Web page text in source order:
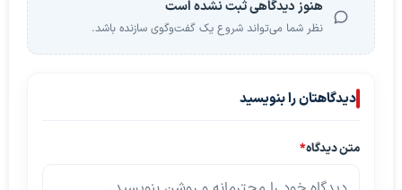
هنوز دیدگاهی ثبت نشده است
نظر شما می‌تواند شروع یک گفت‌وگوی سازنده باشد.
دیدگاهتان را بنویسید
متن دیدگاه*